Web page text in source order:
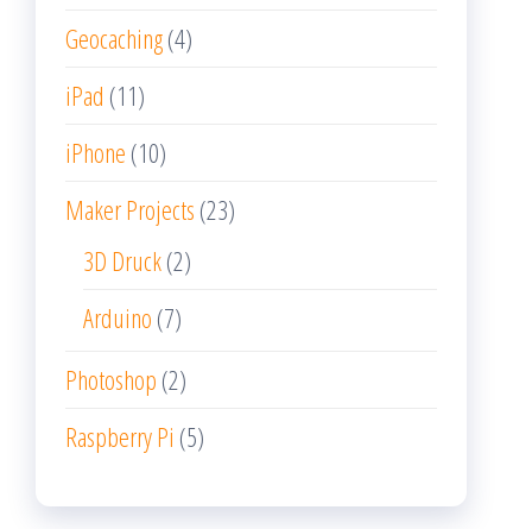
Geocaching(4)
iPad (11)
iPhone (10)
Maker Projects (23)
3D Druck(2)
Arduino (7)
Photoshop (2)
Raspberry Pi (5)